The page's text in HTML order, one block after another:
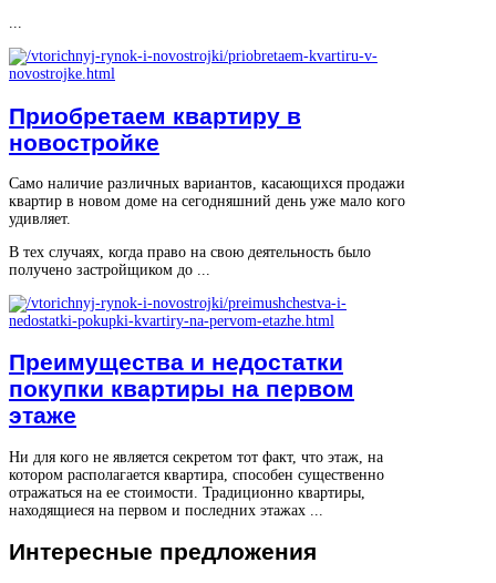
...
Приобретаем квартиру в
новостройке
Само наличие различных вариантов, касающихся продажи
квартир в новом доме на сегодняшний день уже мало кого
удивляет.
В тех случаях, когда право на свою деятельность было
получено застройщиком до ...
Преимущества и недостатки
покупки квартиры на первом
этаже
Ни для кого не является секретом тот факт, что этаж, на
котором располагается квартира, способен существенно
отражаться на ее стоимости. Традиционно квартиры,
находящиеся на первом и последних этажах ...
Интересные предложения